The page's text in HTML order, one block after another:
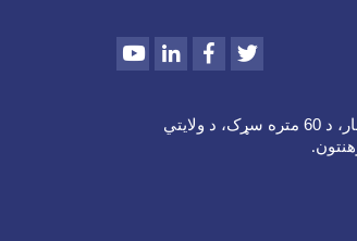
YoutubeLinkedInFacebook
د نیمروز ولایت، د زرنج ښار، د 60 متره سړک، د ولایتي
.